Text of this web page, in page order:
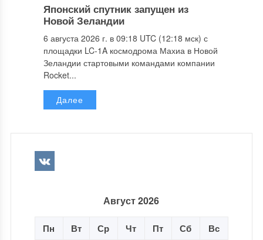
Японский спутник запущен из
Новой Зеландии
6 августа 2026 г. в 09:18 UTC (12:18 мск) с
площадки LC-1A космодрома Махиа в Новой
Зеландии стартовыми командами компании
Rocket...
Далее
Август 2026
Пн Вт Ср Чт Пт Сб Вс